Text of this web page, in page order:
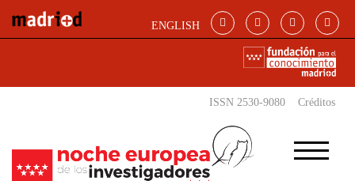
ENGLISH
ISSN 2530-9080 Créditos